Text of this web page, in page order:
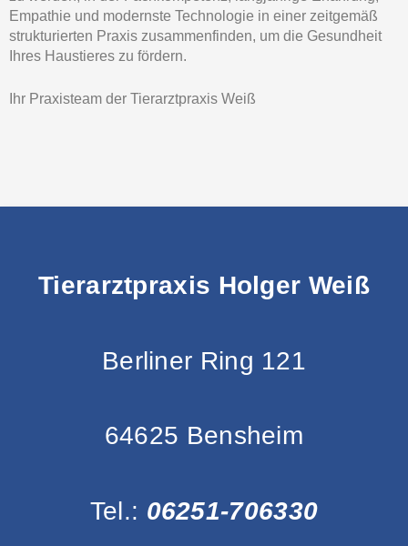
Empathie und modernste Technologie in einer zeitgemäß
strukturierten Praxis zusammenfinden, um die Gesundheit
Ihres Haustieres zu fördern.
Ihr Praxisteam der Tierarztpraxis Weiß
Tierarztpraxis Holger Weiß
Berliner Ring 121
64625 Bensheim
Tel.: 06251-706330